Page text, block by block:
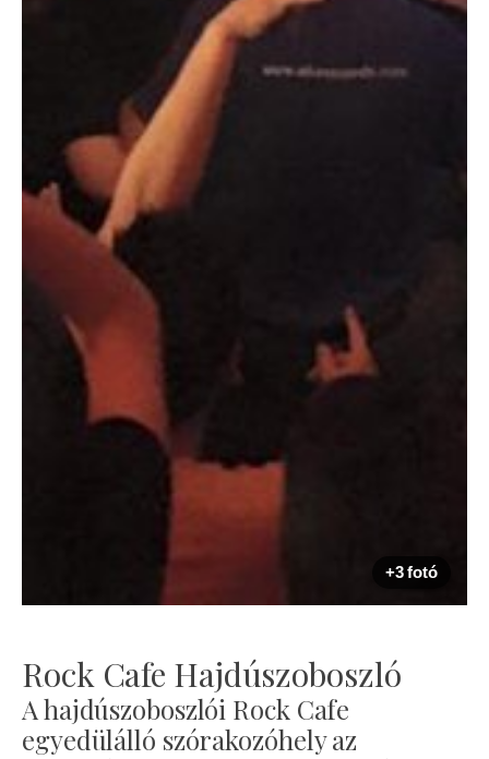
+3 fotó
Rock Cafe Hajdúszoboszló
A hajdúszoboszlói Rock Cafe
egyedülálló szórakozóhely az